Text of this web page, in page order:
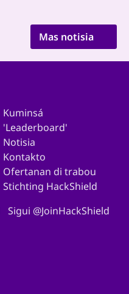
Mas notisia
Kuminsá
'Leaderboard'
Notisia
Kontakto
Ofertanan di trabou
Stichting HackShield
Sigui @JoinHackShield